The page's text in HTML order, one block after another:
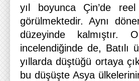
yıl boyunca Çin’de
görülmektedir. Aynı
düzeyinde kalmıştır.
incelendiğinde de,
yıllarda düştüğü ortaya
bu düşüşte Asya